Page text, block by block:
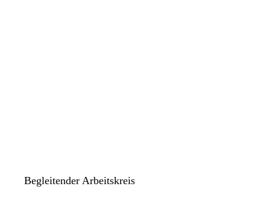
Begleitender Arbeitskreis